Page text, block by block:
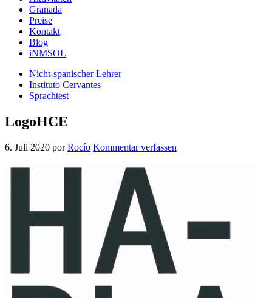
Granada
Preise
Kontakt
Blog
iNMSOL
Nicht-spanischer Lehrer
Instituto Cervantes
Sprachtest
LogoHCE
6. Juli 2020 porRocío Kommentar verfassen